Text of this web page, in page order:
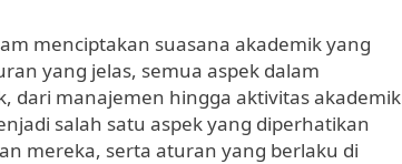
menciptakan suasana akademik yang
yang jelas, semua aspek dalam
dari manajemen hingga aktivitas akademik
salah satu aspek yang diperhatikan
mereka, serta aturan yang berlaku di